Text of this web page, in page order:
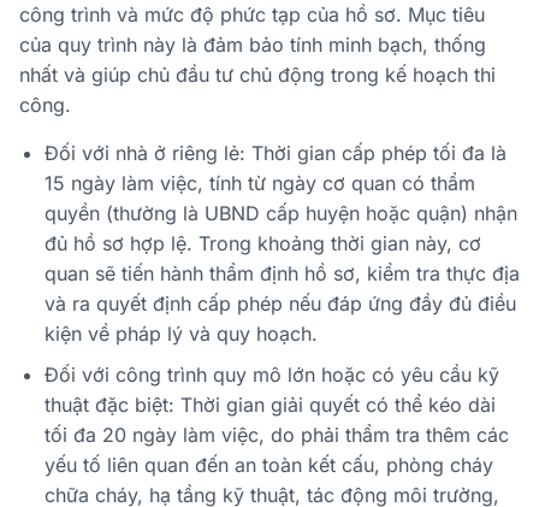
công trình và mức độ phức tạp của hồ sơ. Mục tiêu
của quy trình này là đảm bảo tính minh bạch, thống
nhất và giúp chủ đầu tư chủ động trong kế hoạch thi
công.
Đối với nhà ở riêng lẻ: Thời gian cấp phép tối đa là
15 ngày làm việc, tính từ ngày cơ quan có thẩm
quyền (thường là UBND cấp huyện hoặc quận) nhận
đủ hồ sơ hợp lệ. Trong khoảng thời gian này, cơ
quan sẽ tiến hành thẩm định hồ sơ, kiểm tra thực địa
và ra quyết định cấp phép nếu đáp ứng đầy đủ điều
kiện về pháp lý và quy hoạch.
Đối với công trình quy mô lớn hoặc có yêu cầu kỹ
thuật đặc biệt: Thời gian giải quyết có thể kéo dài
tối đa 20 ngày làm việc, do phải thẩm tra thêm các
yếu tố liên quan đến an toàn kết cấu, phòng cháy
chữa cháy, hạ tầng kỹ thuật, tác động môi trường,